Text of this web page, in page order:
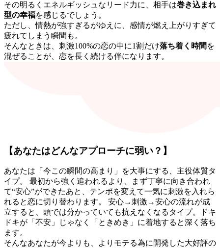
その明るくエネルギッシュなリード力に、相手は巻き込まれ
型の幸福を感じるでしょう。
ただし、情熱が強すぎるがゆえに、感情が燃え上がりすぎて
疲れてしまう瞬間も。
そんなときは、刺激100%の恋の中に1割だけ落ち着く時間 を
混ぜることが、恋を長く続ける伴になります。
【あなたはどんなアプローチに弱い？】
あなたは「今この瞬間の高まり」を大事にする、主役体質タ
イプ。 最初から強く追われるより、まず丁寧に向き合われ
て“安心”ができたあと、テンポを変えて一気に刺激を入れら
れると恋に切り替わります。 安心→刺激→安心の流れが成
立すると、頭では分かっていても抗えなくなるタイプ。ドキ
ドキが「不安」じゃなく「ときめき」に着地すると深く落ち
ます。
そんなあなたが今よりも、よりモテる為に開発した大好評の